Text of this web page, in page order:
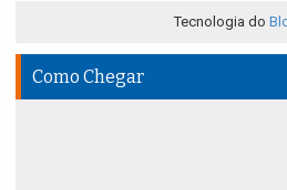
Tecnologia do
Como Chegar